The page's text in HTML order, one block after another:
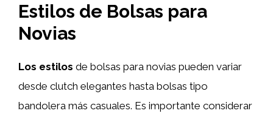
Estilos de Bolsas para
Novias
Los estilos de bolsas para novias pueden variar
desde clutch elegantes hasta bolsas tipo
bandolera más casuales. Es importante considerar